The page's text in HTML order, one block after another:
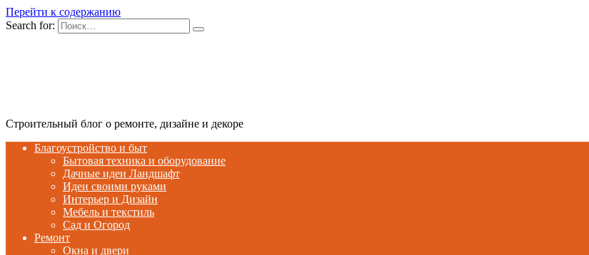
Перейти к содержанию
Search for:
Строительный блог о ремонте, дизайне и декоре
Благоустройство и быт
Бытовая техника и оборудование
Дачные идеи Ландшафт
Идеи своими руками
Интерьер и Дизайн
Мебель и текстиль
Сад и Огород
Ремонт
Окна и двери